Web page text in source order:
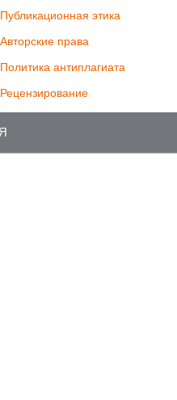
Публикационная этика
Авторские права
Политика антиплагиата
Рецензирование